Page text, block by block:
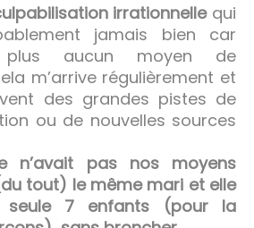
irrationnelle qui
jamais bien car
plus aucun moyen de
m’arrive régulièrement et
des grandes pistes de
ou de nouvelles sources
n’avait pas nos moyens
tout) le même mari et elle
seule 7 enfants (pour la